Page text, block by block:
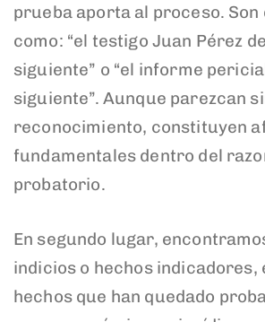
prueba aporta al proceso. Son
como: “el testigo Juan Pérez
siguiente” o “el informe
siguiente”. Aunque parezcan
reconocimiento, constituyen
fundamentales dentro del
probatorio.
En segundo lugar,
indicios o hechos indicadores,
hechos que han quedado